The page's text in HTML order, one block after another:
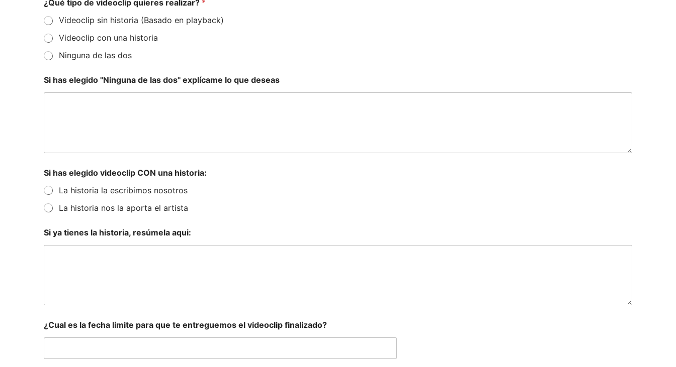
¿Qué tipo de videoclip quieres realizar? *
Videoclip sin historia (Basado en playback)
Videoclip con una historia
Ninguna de las dos
Si has elegido "Ninguna de las dos" explícame lo que deseas
Si has elegido videoclip CON una historia:
La historia la escribimos nosotros
La historia nos la aporta el artista
Si ya tienes la historia, resúmela aqui:
¿Cual es la fecha limite para que te entreguemos el videoclip finalizado?